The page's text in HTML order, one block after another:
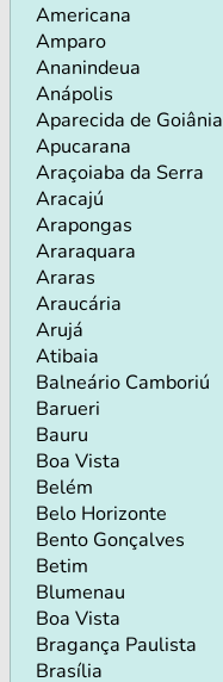
Americana
Amparo
Ananindeua
Anápolis
Aparecida de Goiânia
Apucarana
Araçoiaba da Serra
Aracajú
Arapongas
Araraquara
Araras
Araucária
Arujá
Atibaia
Balneário Camboriú
Barueri
Bauru
Boa Vista
Belém
Belo Horizonte
Bento Gonçalves
Betim
Blumenau
Boa Vista
Bragança Paulista
Brasília